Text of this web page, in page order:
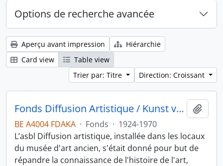
Options de recherche avancée
Aperçu avant impression
Hiérarchie
Card view
Table view
Trier par: Titre
Direction: Croissant
Fonds Diffusion Artistique / Kunst voor allen
BE A4004 FDAKA · Fonds · 1924-1970
L’asbl Diffusion artistique, installée dans les locaux
du musée d'art ancien, s'était donné pour but de
répandre la connaissance de l'histoire de l'art,